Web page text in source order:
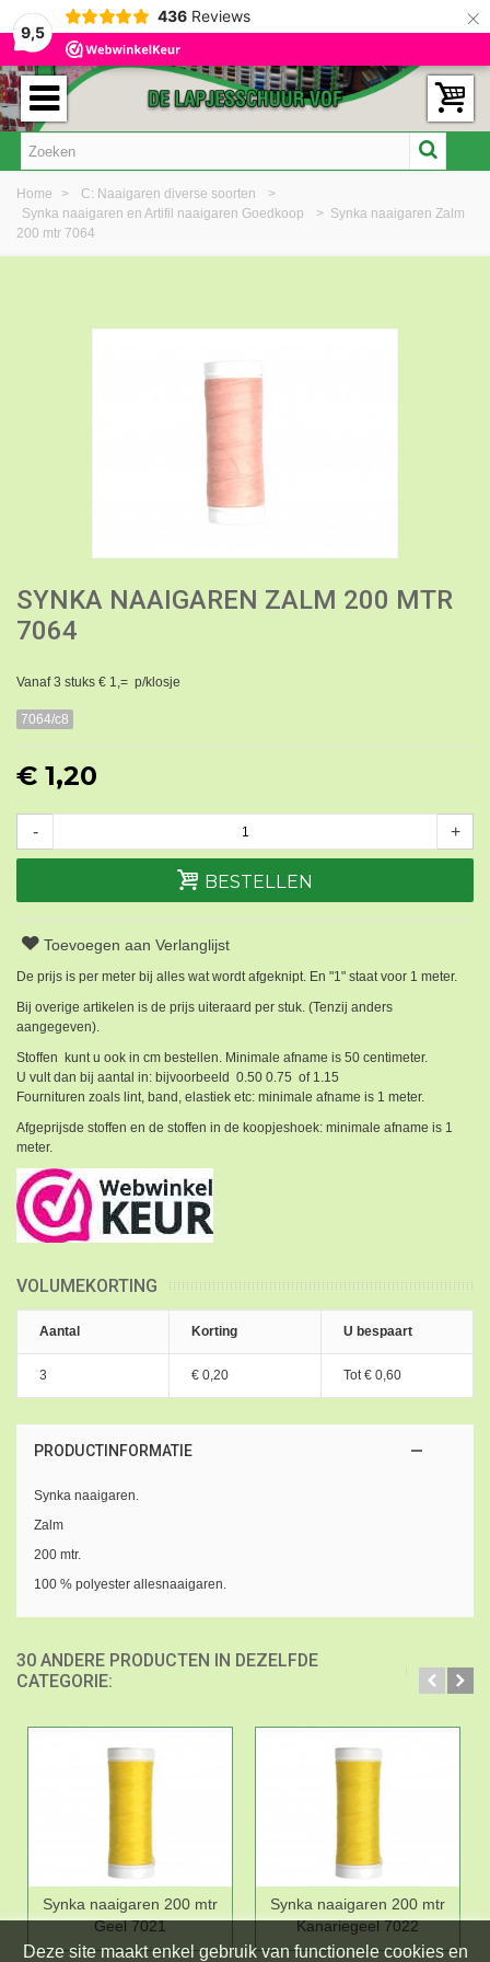
9,5
436 Reviews ×
Home > C: Naaigaren diverse soorten
>
Synka naaigaren en Artifil naaigaren Goedkoop
> Synka naaigaren Zalm
200 mtr 7064
SYNKA NAAIGAREN ZALM 200 MTR
7064
Vanaf 3 stuks € 1,= p/klosje
7064/c8
€ 1,20
- +
BESTELLEN
Toevoegen aan Verlanglijst
De prijs is per meter bij alles wat wordt afgeknipt. En "1" staat voor 1 meter.
Bij overige artikelen is de prijs uiteraard per stuk. (Tenzij anders
aangegeven).
Stoffen kunt u ook in cm bestellen. Minimale afname is 50 centimeter.
U vult dan bij aantal in: bijvoorbeeld 0.50 0.75 of 1.15
Fournituren zoals lint, band, elastiek etc: minimale afname is 1 meter.
Afgeprijsde stoffen en de stoffen in de koopjeshoek: minimale afname is 1
meter.
VOLUMEKORTING
Aantal Korting U bespaart
3 € 0,20 Tot€ 0,60
PRODUCTINFORMATIE
Synka naaigaren.
Zalm
200 mtr.
100 % polyester allesnaaigaren.
30 ANDERE PRODUCTEN IN DEZELFDE
CATEGORIE:
Synka naaigaren 200 mtr
Geel 7021
Synka naaigaren 200 mtr
Kanariegeel 7022
Deze site maakt enkel gebruik van functionele cookies en